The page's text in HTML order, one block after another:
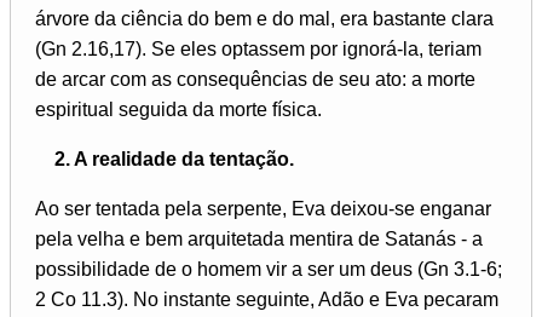
árvore da ciência do bem e do mal, era bastante clara
(Gn 2.16,17). Se eles optassem por ignorá-la, teriam
de arcar com as consequências de seu ato: a morte
espiritual seguida da morte física.
2. A realidade da tentação.
Ao ser tentada pela serpente, Eva deixou-se enganar
pela velha e bem arquitetada mentira de Satanás - a
possibilidade de o homem vir a ser um deus (Gn 3.1-6;
2 Co 11.3). No instante seguinte, Adão e Eva pecaram